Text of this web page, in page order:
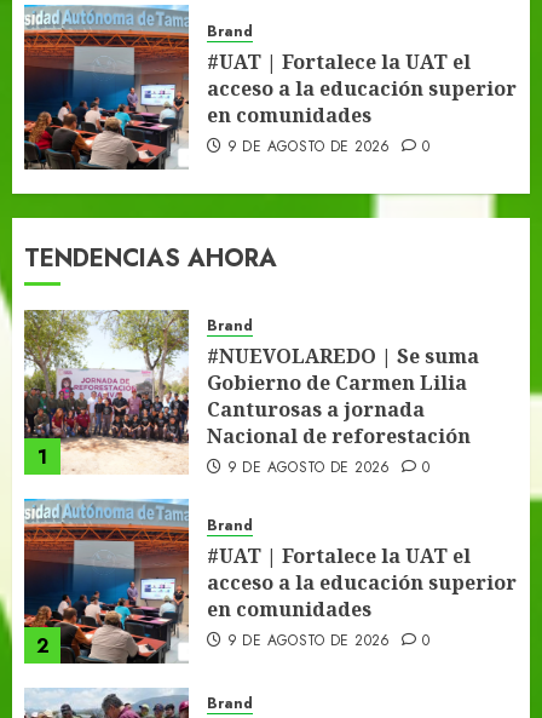
Brand
#UAT | Fortalece la UAT el
acceso a la educación superior
en comunidades
9 DE AGOSTO DE 2026 0
TENDENCIAS AHORA
1
Brand
#NUEVOLAREDO | Se suma
Gobierno de Carmen Lilia
Canturosas a jornada
Nacional de reforestación
9 DE AGOSTO DE 2026 0
2
Brand
#UAT | Fortalece la UAT el
acceso a la educación superior
en comunidades
9 DE AGOSTO DE 2026 0
Brand